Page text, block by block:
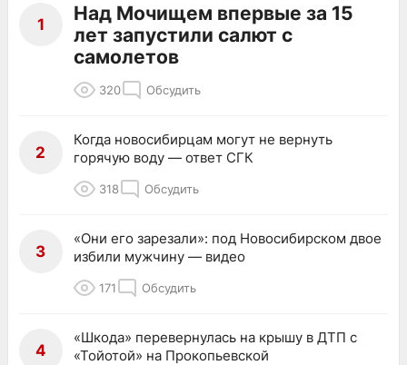
1
Над Мочищем впервые за 15
лет запустили салют с
самолетов
320 Обсудить
2
Когда новосибирцам могут не вернуть
горячую воду — ответ СГК
318 Обсудить
3
«Они его зарезали»: под Новосибирском двое
избили мужчину — видео
171 Обсудить
4
«Шкода» перевернулась на крышу в ДТП с
«Тойотой» на Прокопьевской